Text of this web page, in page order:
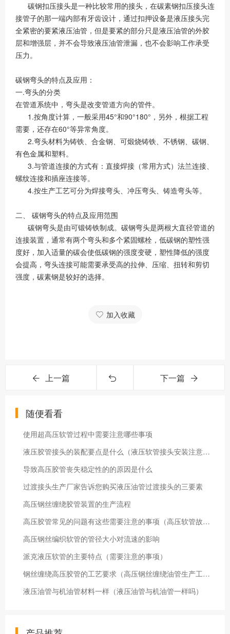
碳钢扣压接头是一种比较常用的接头，在碳素钢扣压接头连
接管子的那一端内部有牙齿设计，通过扣押设备是液压接头完
全紧密的要紧液压油管，但是要紧的部分只是液压油管的外胶
层和增强层，并不会导致液压油管泄漏，也不会影响工作承受
压力。
碳钢弯头的特点及应用：
一.弯头的分类
在管道系统中，弯头是改变管道方向的管件。
1.按角度计算，一般采用45°和90°180°，另外，根据工程
需要，还存在60°等异常角度。
2.弯头材料为铸铁、合金钢、可煅烧铸铁、不锈钢、碳钢、
有色金属和塑料。
3.与管道连接的方式有：直接焊接（常用方式）法兰连接、
螺纹连接和插座连接等。
4.按生产工艺可分为焊接弯头、冲压弯头、铸造弯头等。
二、 碳钢弯头的特点及应用范围
碳钢弯头是由可锻铸铁制成。碳钢弯头是两根大直径管道的
连接装置，通常有两个弯头和多个紧固螺栓，低碳钢的塑性强
度好，加入适量的碳会使低碳钢的强度变硬，塑性降低的强度
会提高，弯头连接可能需要承受高的拉伸、压缩、扭转和剪切
强度，碳素钢是较好的选择。
加入收藏
上一篇 下一篇
随便看看
使用超高压软管过程中需要注意哪些事项
液压胶管接头的装配要点是什么（液压软管接头安装注意事项）
导致高压胶管丧失稳定性的的原因是什么
过渡接头生产厂家告诉您购买液压油管过渡接头的三要素
高压钢丝缠绕胶管装置的生产流程
高压胶管常见的问题有这些需要注意的事项（高压软管故障原因分析）
高压钢丝编织软管的管径大小对流速的影响
派克液压软管的主要特点（需要注意的事项）
钢丝缠绕高压胶管的工艺要求（高压钢丝缠绕油管生产工艺）
液压油管与机油管材料一样（液压油管与机油管一样吗）